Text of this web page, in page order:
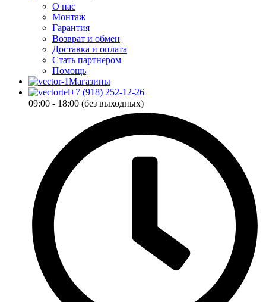
О нас
Монтаж
Гарантия
Возврат и обмен
Доставка и оплата
Стать партнером
Помощь
Магазины
+7 (918) 252-12-26
09:00 - 18:00 (без выходных)